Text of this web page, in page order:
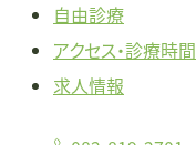
自由診療
アクセス・診療時間
求人情報